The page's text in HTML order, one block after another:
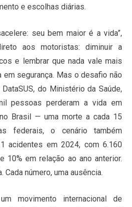
e escolhas diárias.
seu bem maior é a vida”,
aos motoristas: diminuir a
e lembrar que nada vale mais
em segurança. Mas o desafio não
do Ministério da Saúde,
pessoas perderam a vida em
Brasil — uma morte a cada 15
federais, o cenário também
acidentes em 2024, com 6.160
10% em relação ao ano anterior.
Cada número, uma ausência.
movimento internacional de